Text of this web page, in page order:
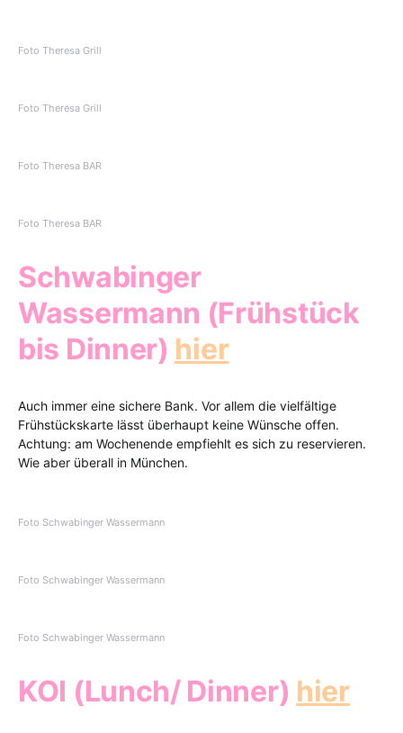
Foto Theresa Grill
Foto Theresa Grill
Foto Theresa BAR
Foto Theresa BAR
Schwabinger
Wassermann (Frühstück
bis Dinner) hier
Auch immer eine sichere Bank. Vor allem die vielfältige
Frühstückskarte lässt überhaupt keine Wünsche offen.
Achtung: am Wochenende empfiehlt es sich zu reservieren.
Wie aber überall in München.
Foto Schwabinger Wassermann
Foto Schwabinger Wassermann
Foto Schwabinger Wassermann
KOI (Lunch/ Dinner) hier